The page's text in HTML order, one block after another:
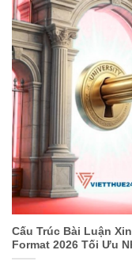
Cấu Trúc Bài Luận
Format 2026 Tối Ưu